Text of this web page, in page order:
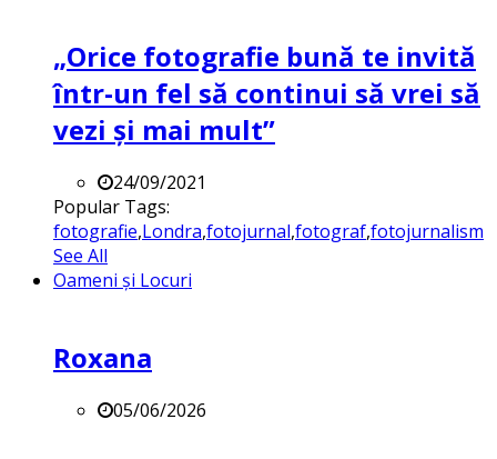
„Orice fotografie bună te invită
într-un fel să continui să vrei să
vezi și mai mult”
24/09/2021
Popular Tags:
fotografie,Londra,fotojurnal,fotograf,fotojurnalism
See All
Oameni și Locuri
Roxana
05/06/2026